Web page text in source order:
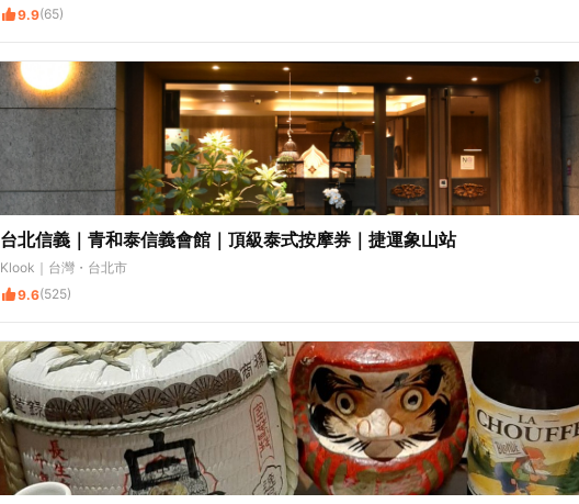
9.9(65)
台北信義｜青和泰信義會館｜頂級泰式按摩券｜捷運象山站
Klook ｜台灣・台北市
9.6(525)